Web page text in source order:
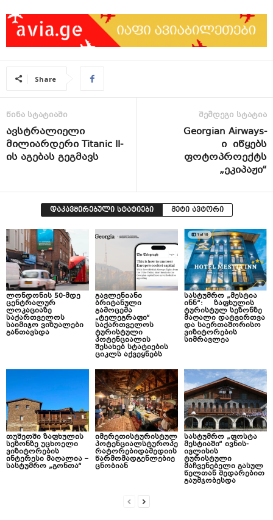
Share
წინა სტატიაში
ავსტრალიელი
მილიარდერი Titanic II-
ის აგებას გეგმავს
შემდეგი სტატია
Georgian Airways-
ი იწყებს
ფოტოპროექტს
„ეკიპაჟი“
დაკავშირებული სტატიები მეტი ავტორი
ლონდონის 50-მდე
ცენტრალურ
ლოკაციაზე
საქართველოს
საიმიჯო ვიზუალები
განთავსდა
გავლენიანი
ბრიტანული
გამოცემა
„ტელეგრაფი“
საქართველოს
ტურისტული
პოტენციალის
შესახებ სტატიების
ციკლს აქვეყნებს
სასტუმრო „მესტია
ინნ“: ზაფხულის
ტურისტულ სეზონზე
მაღალი დატვირთვა
და საერთაშორისო
ვიზიტორების
სიმრავლეა
თუშეთში ზაფხულის
სეზონზე უცხოელი
ვიზიტორების
ინტერესი მაღალია –
სასტუმრო „გონთა“
იმერეთისტურისტულ
პოტენციალსტუროპე
რატორებიდამედიის
წარმომადგენლებიე
ცნობიან
სასტუმრო „ფოსტა
მესტიაში“ ივნის-
ივლისის
ტურისტული
მაჩვენებელი გასულ
წელთან შედარებით
გაუმჯობესდა